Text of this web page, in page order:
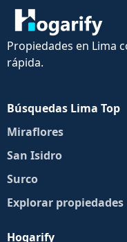
Propiedades en Lima
rápida.
Búsquedas Lima Top
Miraflores
San Isidro
Surco
Explorar propiedades
Hogarify